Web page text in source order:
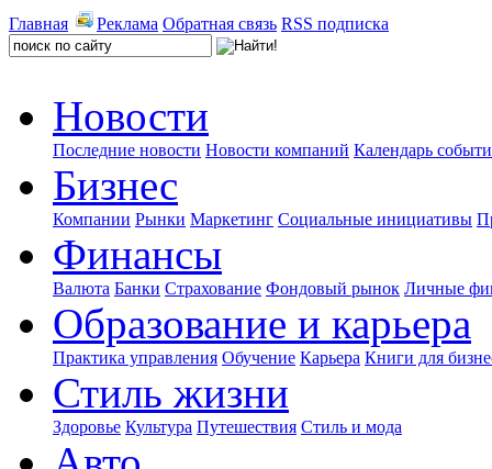
Главная Реклама Обратная связь RSS подписка
Новости
Последние новости Новости компаний Календарь
Бизнес
Компании Рынки Маркетинг Социальные инициативы
Финансы
Валюта Банки Страхование Фондовый рынок Личные
Образование и карьера
Практика управления Обучение Карьера Книги для
Стиль жизни
Здоровье Культура Путешествия Стиль и мода